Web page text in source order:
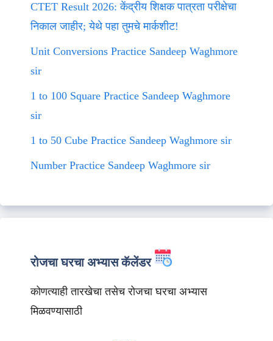
CTET Result 2026: केंद्रीय शिक्षक पात्रता परीक्षेचा
निकाल जाहीर; येथे पहा तुमचे मार्कशीट!
Unit Conversions Practice Sandeep Waghmore
sir
1 to 100 Square Practice Sandeep Waghmore
sir
1 to 50 Cube Practice Sandeep Waghmore sir
Number Practice Sandeep Waghmore sir
रोजचा घरचा अभ्यास कॅलेंडर
कोणत्याही तारखेचा तसेच रोजचा घरचा अभ्यास
मिळवण्यासाठी